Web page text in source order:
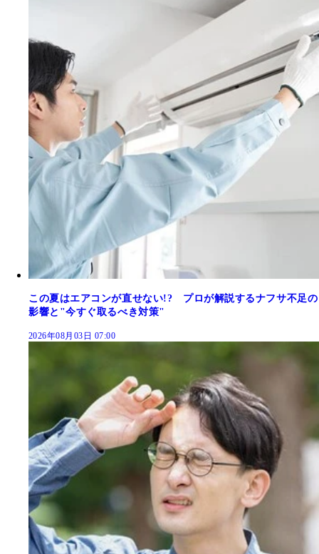
この夏はエアコンが直せない!? プロが解説するナフサ不足の
影響と"今すぐ取るべき対策"
2026年08月03日 07:00